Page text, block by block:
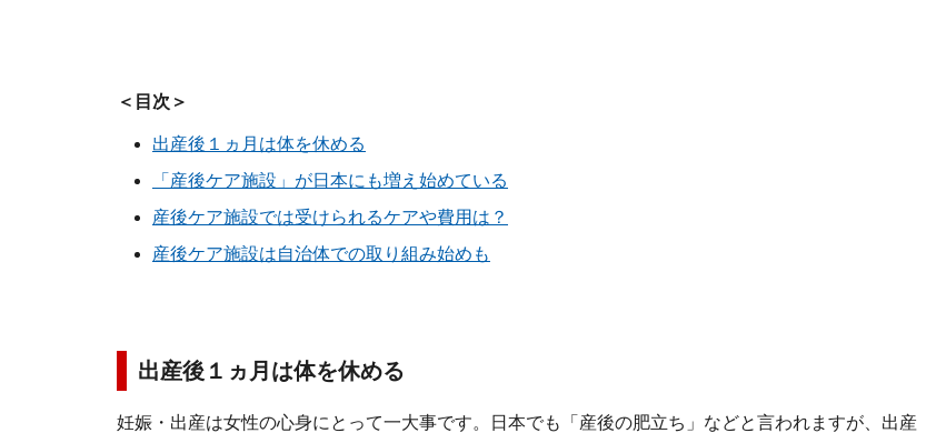
＜目次＞
出産後１ヵ月は体を休める
「産後ケア施設」が日本にも増え始めている
産後ケア施設では受けられるケアや費用は？
産後ケア施設は自治体での取り組み始めも
出産後１ヵ月は体を休める
妊娠・出産は女性の心身にとって一大事です。日本でも「産後の肥立ち」などと言われますが、出産